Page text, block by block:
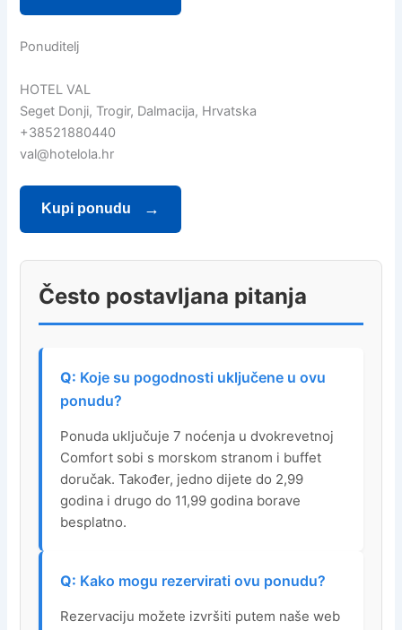
Ponuditelj
HOTEL VAL
Seget Donji, Trogir, Dalmacija, Hrvatska
+38521880440
val@hotelola.hr
Kupi ponudu
Često postavljana pitanja
Koje su pogodnosti uključene u ovu
ponudu?
Ponuda uključuje 7 noćenja u dvokrevetnoj
Comfort sobi s morskom stranom i buffet
doručak. Također, jedno dijete do 2,99
godina i drugo do 11,99 godina borave
besplatno.
Kako mogu rezervirati ovu ponudu?
Rezervaciju možete izvršiti putem naše web